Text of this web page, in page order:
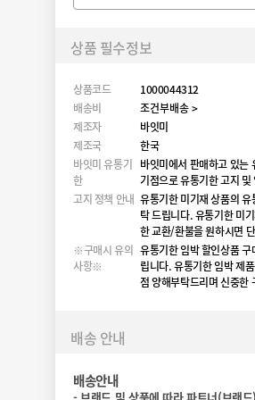
상품 필수정보
상품코드
1000044312
배송비
조건부배송 >
제조자
바잇미
제조국
한국
바잇미 유통기
한
바잇미에서 판매하고 있는
기점으로 유통기한 고지
고지 정책 안내 유통기한 미기재 상품의
탁 드립니다. 유통기한 미
한 교환/환불을 원하시면
※구매시 유의
사항※
유통기한 임박 할인상품
립니다. 유통기한 임박 제
점 양해부탁드리며 신중한
배송 안내
배송안내